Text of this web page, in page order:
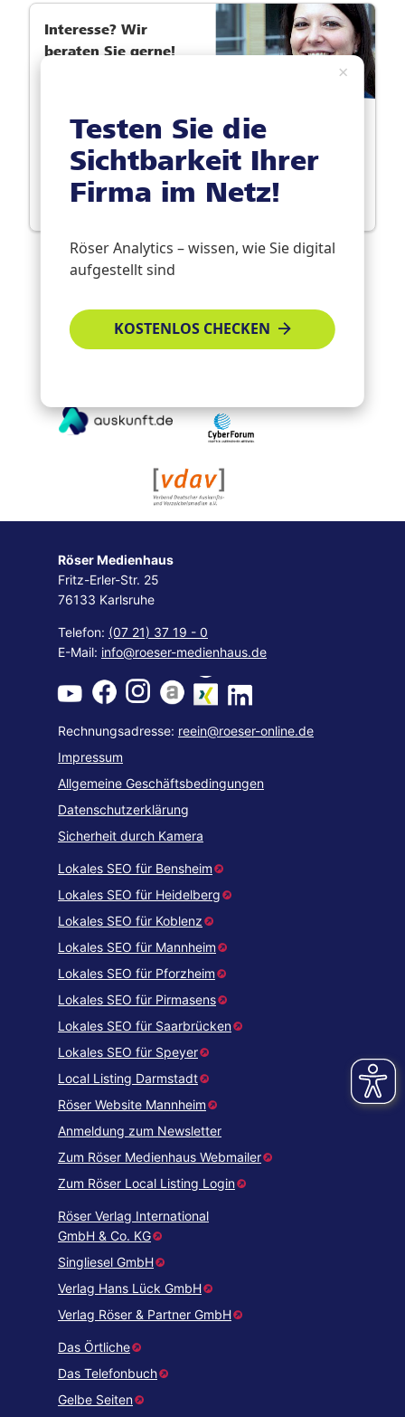
Interesse? Wir
beraten Sie gerne!
Abteilung PRO - Personal,
Raum u. Organisation
ljuellig@roeser-online.de
Tel.:(07 21) 37 19 - 203
Röser Medienhaus
Fritz-Erler-Str. 25
76133 Karlsruhe
Telefon: (07 21) 37 19 - 0
E-Mail: info@roeser-medienhaus.de
Rechnungsadresse: reein@roeser-online.de
Impressum
Allgemeine Geschäftsbedingungen
Datenschutzerklärung
Sicherheit durch Kamera
Lokales SEO für Bensheim
Lokales SEO für Heidelberg
Lokales SEO für Koblenz
Lokales SEO für Mannheim
Lokales SEO für Pforzheim
Lokales SEO für Pirmasens
Lokales SEO für Saarbrücken
Lokales SEO für Speyer
Local Listing Darmstadt
Röser Website Mannheim
Anmeldung zum Newsletter
Zum Röser Medienhaus Webmailer
Zum Röser Local Listing Login
Röser Verlag International
GmbH & Co. KG
Singliesel GmbH
Verlag Hans Lück GmbH
Verlag Röser & Partner GmbH
Das Örtliche
Das Telefonbuch
Gelbe Seiten
Testen Sie die
Sichtbarkeit Ihrer
Firma im Netz!
Röser Analytics – wissen, wie Sie digital
aufgestellt sind
KOSTENLOS CHECKEN
×